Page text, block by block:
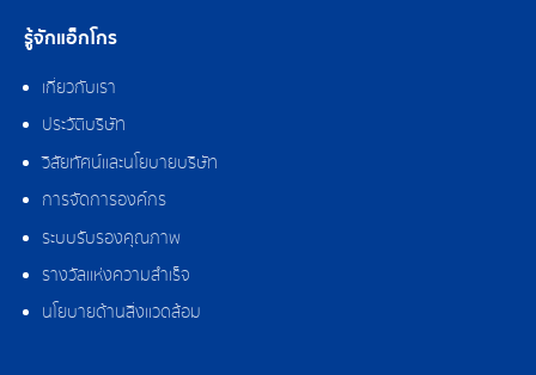
รู้จักแอ็กโกร
เกี่ยวกับเรา
ประวัติบริษัท
วิสัยทัศน์และนโยบายบริษัท
การจัดการองค์กร
ระบบรับรองคุณภาพ
รางวัลแห่งความสำเร็จ
นโยบายด้านสิ่งแวดล้อม